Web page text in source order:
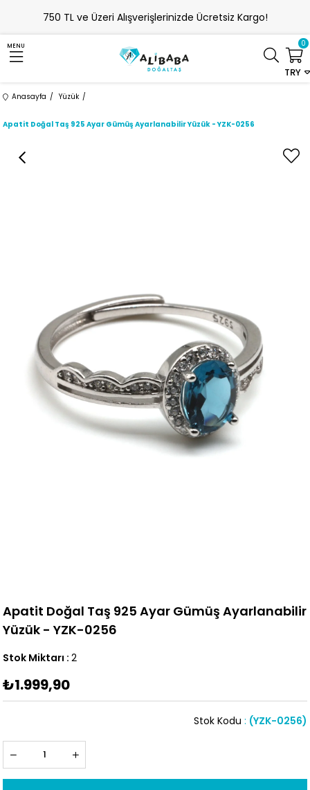
750 TL ve Üzeri Alışverişlerinizde Ücretsiz Kargo!
MENU
TRY
0
Anasayfa Yüzük
Apatit Doğal Taş 925 Ayar Gümüş Ayarlanabilir Yüzük - YZK-0256
Apatit Doğal Taş 925 Ayar Gümüş Ayarlanabilir
Yüzük - YZK-0256
Stok Miktarı : 2
₺1.999,90
(YZK-0256)
Stok Kodu